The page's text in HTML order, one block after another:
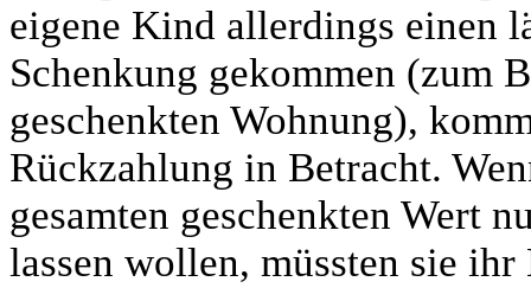
eigene Kind allerdings einen
Schenkung gekommen (zum
geschenkten Wohnung),
Rückzahlung in Betracht.
gesamten geschenkten Wert
lassen wollen, müssten sie